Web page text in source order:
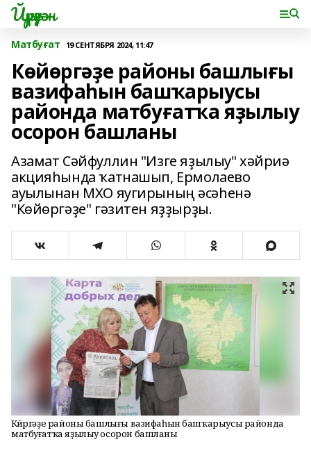
Йүрүҙән
Матбуғат 19 СЕНТЯБРЯ 2024, 11:47
Көйөргәҙе районы башлығы
вазифаһын башҡарыусы
районда матбуғатҡа яҙылыу
осорон башланы
Азамат Сәйфуллин "Изге яҙылыу" хәйриә
акцияһында ҡатнашып, Ермолаево
ауылынан МХО яугирының әсәһенә
"Көйөргәҙе" гәзитен яҙҙырҙы.
Көйөргәҙе районы башлығы вазифаһын башҡарыусы районда
матбуғатҡа яҙылыу осорон башланы